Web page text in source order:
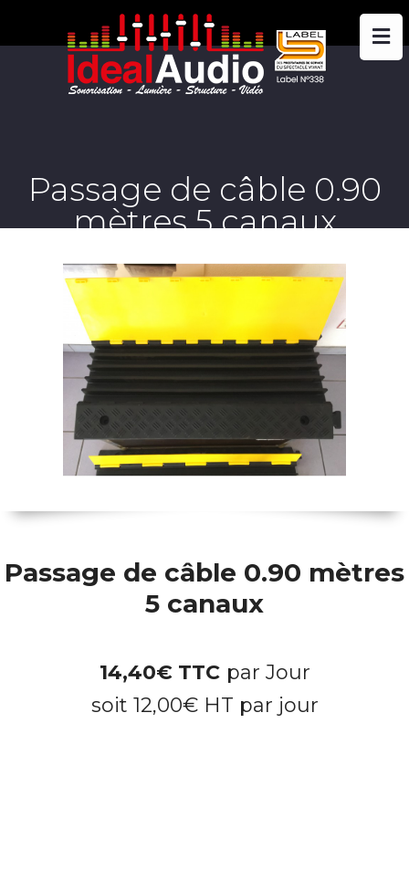
Passage de câble 0.90
mètres 5 canaux
Passage de câble 0.90 mètres
5 canaux
14,40€ TTC par Jour
soit 12,00€HT par jour